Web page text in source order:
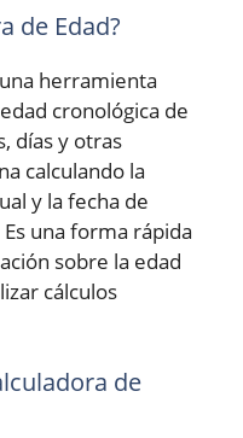
de Edad?
herramienta
cronológica de
días y otras
calculando la
y la fecha de
una forma rápida
sobre la edad
cálculos
de